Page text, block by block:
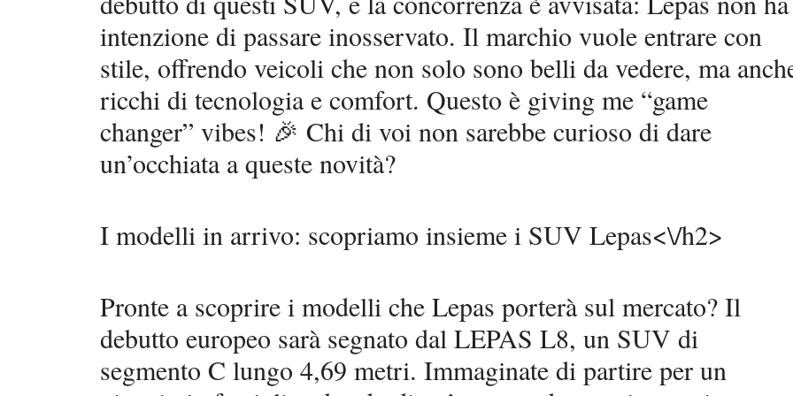
intenzione di passare inosservato. Il marchio vuole entrare con
stile, offrendo veicoli che non solo sono belli da vedere, ma
ricchi di tecnologia e comfort. Questo è giving me “game
changer” vibes! 🎉 Chi di voi non sarebbe curioso di dare
un’occhiata a queste novità?
I modelli in arrivo: scopriamo insieme i SUV Lepas<\/h2>
Pronte a scoprire i modelli che Lepas porterà sul mercato? Il
debutto europeo sarà segnato dal LEPAS L8, un SUV di
segmento C lungo 4,69 metri. Immaginate di partire per un